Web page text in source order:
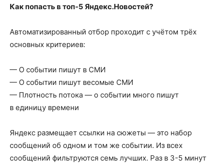
Как попасть в топ-5 Яндекс.Новостей?
Автоматизированный отбор проходит с учётом трёх
основных критериев:
— О событии пишут в СМИ
— О событии пишут весомые СМИ
— Плотность потока — о событии много пишут
в единицу времени
Яндекс размещает ссылки на сюжеты — это набор
сообщений об одном и том же событии. Из всех
сообщений фильтруются семь лучших. Раз в 3-5 минут